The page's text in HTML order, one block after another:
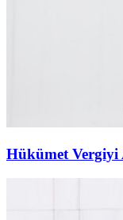
Hükümet Vergiyi